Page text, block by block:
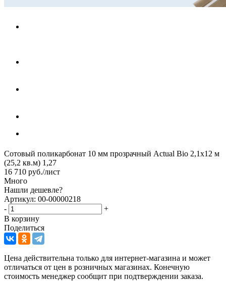
Сотовый поликарбонат 10 мм прозрачный Actual Bio 2,1х12 м
(25,2 кв.м) 1,27
16 710 руб./лист
Много
Нашли дешевле?
Артикул: 00-00000218
-
+
В корзину
Поделиться
Цена действительна только для интернет-магазина и может
отличаться от цен в розничных магазинах. Конечную
стоимость менеджер сообщит при подтверждении заказа.